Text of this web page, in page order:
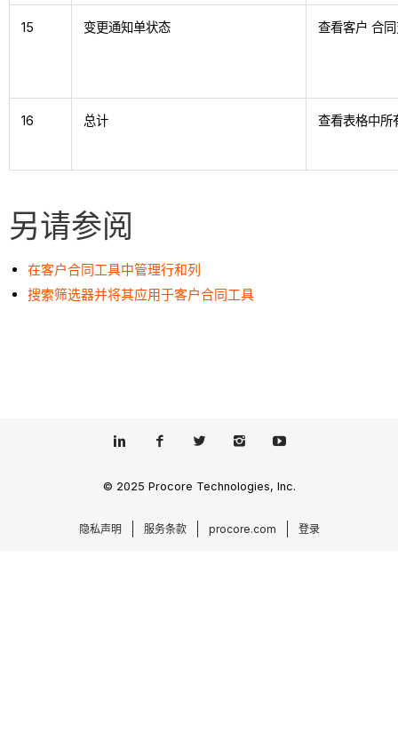
15 变更通知单状态 查看客户 合
16 总计 查看表格中所
另请参阅
在客户合同工具中管理行和列
搜索筛选器并将其应用于客户合同工具
© 2025 Procore Technologies, Inc.
隐私声明 服务条款 procore.com 登录